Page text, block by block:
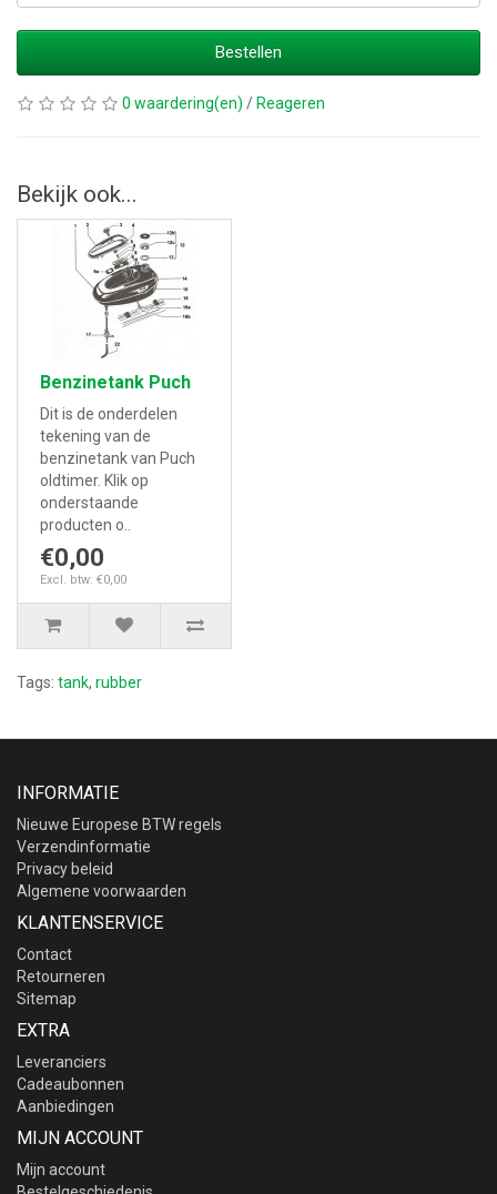
Bestellen
0 waardering(en) / Reageren
Bekijk ook...
Benzinetank Puch
Dit is de onderdelen
tekening van de
benzinetank van Puch
oldtimer. Klik op
onderstaande
producten o..
€0,00
Excl. btw: €0,00
Tags: tank, rubber
INFORMATIE
Nieuwe Europese BTW regels
Verzendinformatie
Privacy beleid
Algemene voorwaarden
KLANTENSERVICE
Contact
Retourneren
Sitemap
EXTRA
Leveranciers
Cadeaubonnen
Aanbiedingen
MIJN ACCOUNT
Mijn account